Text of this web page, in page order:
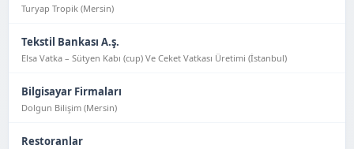
Turyap Tropik (Mersin)
Tekstil Bankası A.ş.
Elsa Vatka – Sütyen Kabı (cup) Ve Ceket Vatkası Üretimi (İstanbul)
Bilgisayar Firmaları
Dolgun Bilişim (Mersin)
Restoranlar